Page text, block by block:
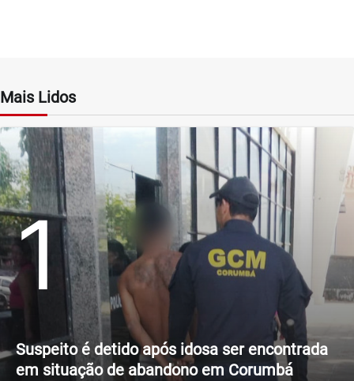
Mais Lidos
1
Suspeito é detido após idosa ser encontrada
em situação de abandono em Corumbá